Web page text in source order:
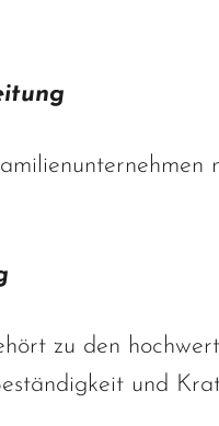
zu den
und